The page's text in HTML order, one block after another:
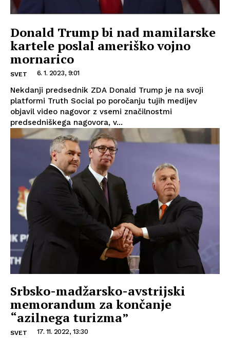
Donald Trump bi nad mamilarske
kartele poslal ameriško vojno
mornarico
SVET 6. 1. 2023, 9:01
Nekdanji predsednik ZDA Donald Trump je na svoji
platformi Truth Social po poročanju tujih medijev
objavil video nagovor z vsemi značilnostmi
predsedniškega nagovora, v...
Srbsko-madžarsko-avstrijski
memorandum za končanje
“azilnega turizma”
SVET 17. 11. 2022, 13:30